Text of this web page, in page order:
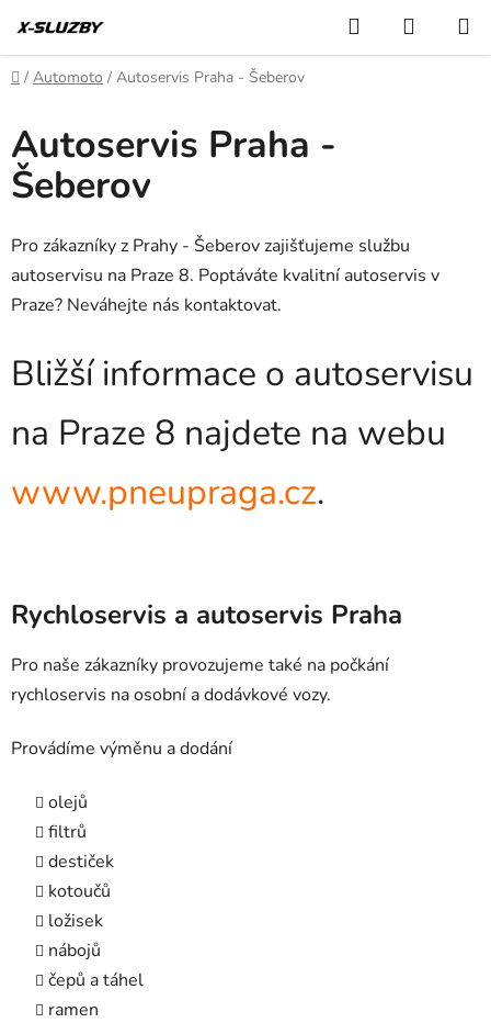
na
obsah
Hledat
KOŠÍK
Domů
/ Automoto / Autoservis Praha - Šeberov
Autoservis Praha -
Šeberov
Pro zákazníky z Prahy - Šeberov zajišťujeme službu
autoservisu na Praze 8. Poptáváte kvalitní autoservis v
Praze? Neváhejte nás kontaktovat.
Bližší informace o autoservisu
na Praze 8 najdete na webu
www.pneupraga.cz.
Rychloservis a autoservis Praha
Pro naše zákazníky provozujeme také na počkání
rychloservis na osobní a dodávkové vozy.
Provádíme výměnu a dodání
olejů
filtrů
destiček
kotoučů
ložisek
nábojů
čepů a táhel
ramen